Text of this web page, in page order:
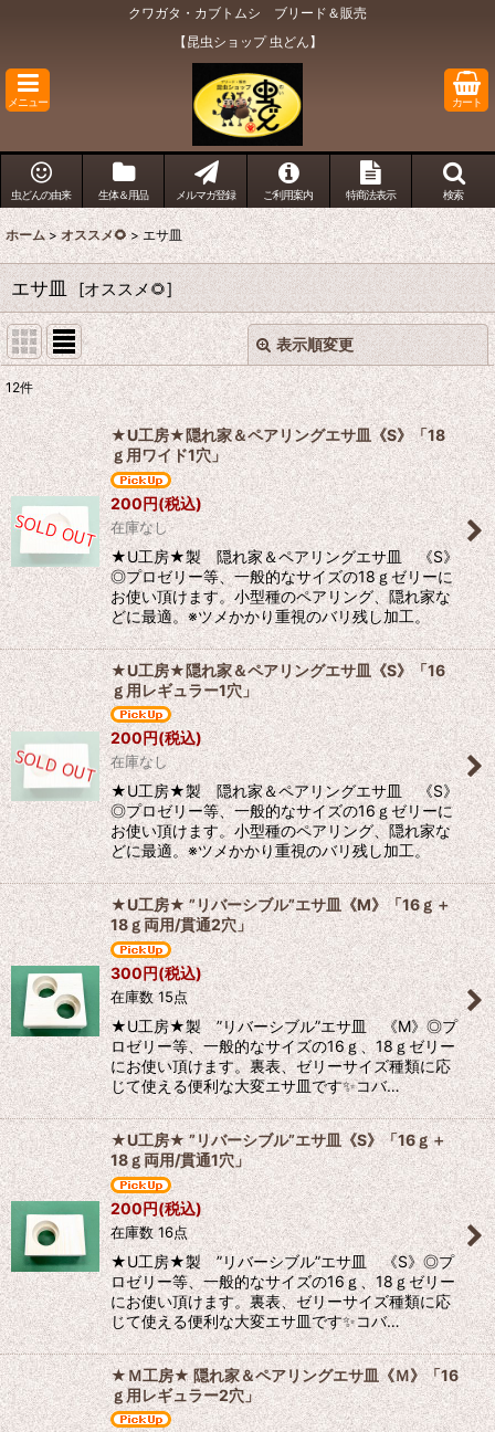
クワガタ・カブトムシ ブリード＆販売
【昆虫ショップ 虫どん】
メニュー カート
虫どんの由来 生体＆用品 メルマガ登録 ご利用案内 特商法表示 検索
ホーム > オススメ🌻 > エサ皿
エサ皿 [オススメ🌻]
表示順変更
表示数:
在庫あり
並び順:
絞り込む
閉じる
12件
★U工房★隠れ家＆ペアリングエサ皿《S》「18
ｇ用ワイド1穴」
200円(税込)
在庫なし
★U工房★製 隠れ家＆ペアリングエサ皿 《S》
◎プロゼリー等、一般的なサイズの18ｇゼリーに
お使い頂けます。小型種のペアリング、隠れ家な
どに最適。※ツメかかり重視のバリ残し加工。
★U工房★隠れ家＆ペアリングエサ皿《S》「16
ｇ用レギュラー1穴」
200円(税込)
在庫なし
★U工房★製 隠れ家＆ペアリングエサ皿 《S》
◎プロゼリー等、一般的なサイズの16ｇゼリーに
お使い頂けます。小型種のペアリング、隠れ家な
どに最適。※ツメかかり重視のバリ残し加工。
★U工房★ ”リバーシブル”エサ皿《M》「16ｇ＋
18ｇ両用/貫通2穴」
300円(税込)
在庫数 15点
★U工房★製 ”リバーシブル”エサ皿 《M》◎プ
ロゼリー等、一般的なサイズの16ｇ、18ｇゼリー
にお使い頂けます。裏表、ゼリーサイズ種類に応
じて使える便利な大変エサ皿です✨コバ…
★U工房★ ”リバーシブル”エサ皿《S》「16ｇ＋
18ｇ両用/貫通1穴」
200円(税込)
在庫数 16点
★U工房★製 ”リバーシブル”エサ皿 《S》◎プ
ロゼリー等、一般的なサイズの16ｇ、18ｇゼリー
にお使い頂けます。裏表、ゼリーサイズ種類に応
じて使える便利な大変エサ皿です✨コバ…
★Ｍ工房★ 隠れ家＆ペアリングエサ皿《Ｍ》「16
ｇ用レギュラー2穴」